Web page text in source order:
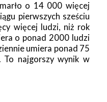
o 14 000 więcej
pierwszych sześciu
więcej ludzi, niż rok
o ponad 2000 ludzi
umiera ponad 75
najgorszy wynik w